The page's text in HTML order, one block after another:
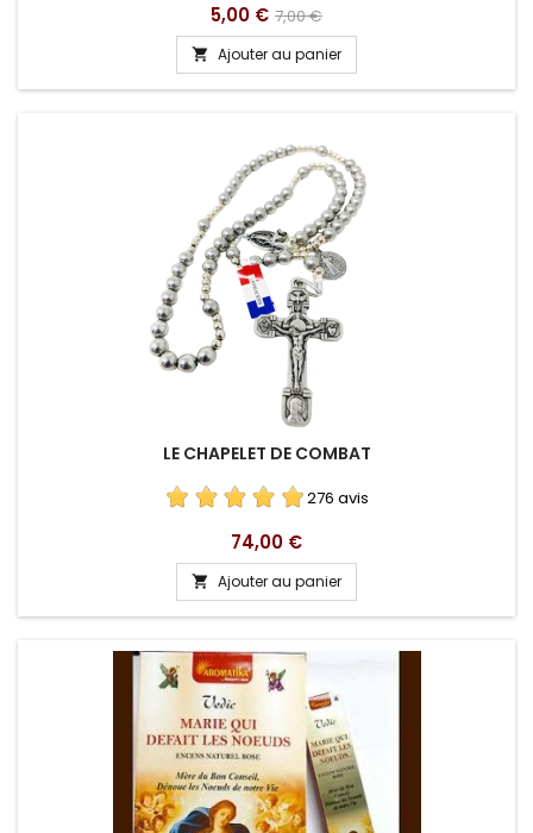
Prix
5,00 € Prix
de
base
7,00 €
 Ajouter au panier
LE CHAPELET DE COMBAT
276 avis
Prix
74,00 €
 Ajouter au panier